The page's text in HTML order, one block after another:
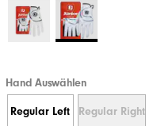
Hand Auswählen
Regular Left Regular Right